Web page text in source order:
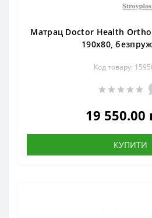
Матрац Doctor Health
190x80,
Код товару:
19 550.00
КУПИТИ